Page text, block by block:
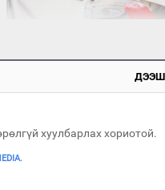
дугаартай автомашинтай иргэдэд
хуулбарлах хориотой.